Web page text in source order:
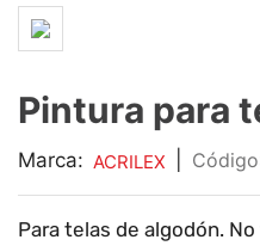
Pintura para
Marca: ACRILEX
Para telas de algodón.
3
5.
mouse
6.
marcadores
7.
audifonos
8.
teclado